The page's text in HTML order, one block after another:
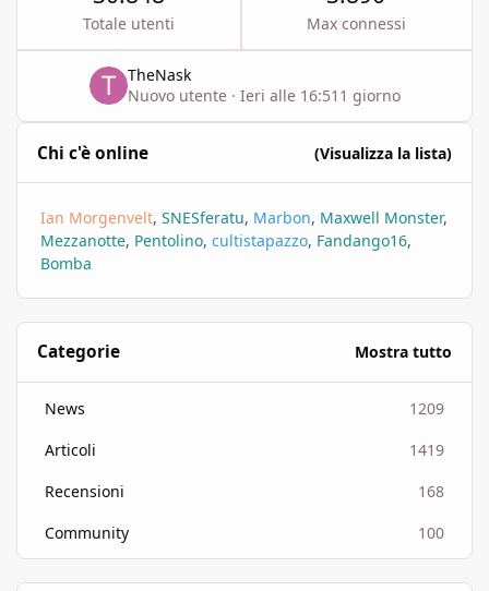
Totale utenti Max connessi
TheNask
Nuovo utente · Ieri alle 16:51 1 giorno
Chi c'è online (Visualizza la lista)
Ian Morgenvelt SNESferatu Marbon Maxwell Monster
Mezzanotte Pentolino cultistapazzo Fandango16
Bomba
Categorie Mostra tutto
News
1209
Articoli
1419
Recensioni
168
Community
100